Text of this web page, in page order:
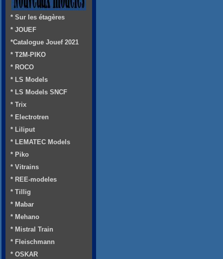
* Sur les étagères
* JOUEF
*Catalogue Jouef 2021
* T2M-PIKO
* ROCO
* LS Models
* LS Models SNCF
* Trix
* Electrotren
* Liliput
* LEMATEC Models
* Piko
* Vitrains
* REE-modeles
* Tillig
* Mabar
* Mehano
* Mistral Train
* Fleischmann
* OSKAR